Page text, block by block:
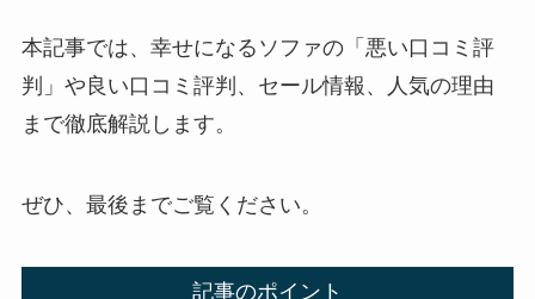
本記事では、幸せになるソファの「悪い口コミ評
判」や良い口コミ評判、セール情報、人気の理由
まで徹底解説します。
ぜひ、最後までご覧ください。
記事のポイント